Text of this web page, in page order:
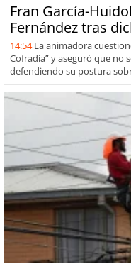
Fran García-
Fernández tras
14:54 La animadora
Cofradía” y aseguró que no
defendiendo su postura